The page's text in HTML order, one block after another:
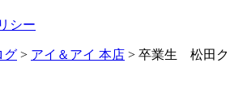
シー
グ > アイ＆アイ 本店 > 卒業生 松田ク